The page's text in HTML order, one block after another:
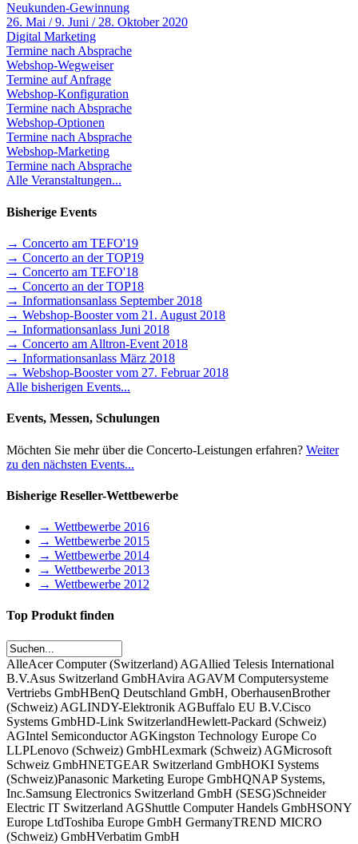
Neukunden-Gewinnung
26. Mai / 9. Juni / 28. Oktober 2020
Digital Marketing
Termine nach Absprache
Webshop-Wegweiser
Termine auf Anfrage
Webshop-Konfiguration
Termine nach Absprache
Webshop-Optionen
Termine nach Absprache
Webshop-Marketing
Termine nach Absprache
Alle Veranstaltungen...
Bisherige Events
→ Concerto am TEFO'19
→ Concerto an der TOP19
→ Concerto am TEFO'18
→ Concerto an der TOP18
→ Informationsanlass September 2018
→ Webshop-Booster vom 21. August 2018
→ Informationsanlass Juni 2018
→ Concerto am Alltron-Event 2018
→ Informationsanlass März 2018
→ Webshop-Booster vom 27. Februar 2018
Alle bisherigen Events...
Events, Messen, Schulungen
Möchten Sie mehr über die Concerto-Leistungen erfahren? Weiter
zu den nächsten Events...
Bisherige Reseller-Wettbewerbe
→ Wettbewerbe 2016
→ Wettbewerbe 2015
→ Wettbewerbe 2014
→ Wettbewerbe 2013
→ Wettbewerbe 2012
Top Produkt finden
AlleAcer Computer (Switzerland) AGAllied Telesis International
B.V.Asus Switzerland GmbHAvira AGAVM Computersysteme
Vertriebs GmbHBenQ Deutschland GmbH, OberhausenBrother
(Schweiz) AGLINDY-Elektronik AGBuffalo EU B.V.Cisco
Systems GmbHD-Link SwitzerlandHewlett-Packard (Schweiz)
AGIntel Semiconductor AGKingston Technology Europe Co
LLPLenovo (Schweiz) GmbHLexmark (Schweiz) AGMicrosoft
Schweiz GmbHNETGEAR Switzerland GmbHOKI Systems
(Schweiz)Panasonic Marketing Europe GmbHQNAP Systems,
Inc.Samsung Electronics Switzerland GmbH (SESG)Schneider
Electric IT Switzerland AGShuttle Computer Handels GmbHSONY
Europe LtdToshiba Europe GmbH GermanyTREND MICRO
(Schweiz) GmbHVerbatim GmbH